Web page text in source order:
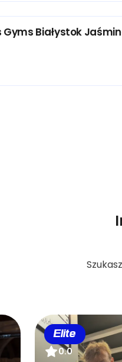
Białystok
Elite
0.0